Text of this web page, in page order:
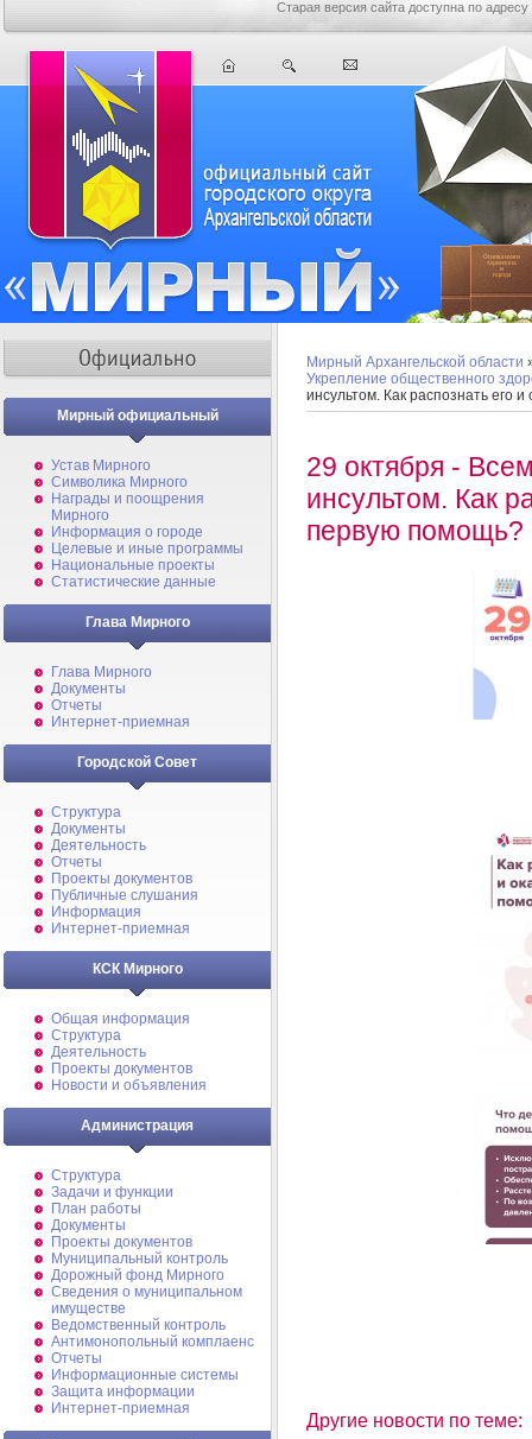
Старая версия сайта доступна по адресу
Мирный официальный
Устав Мирного
Символика Мирного
Награды и поощрения
Мирного
Информация о городе
Целевые и иные программы
Национальные проекты
Статистические данные
Глава Мирного
Глава Мирного
Документы
Отчеты
Интернет-приемная
Городской Совет
Структура
Документы
Деятельность
Отчеты
Проекты документов
Публичные слушания
Информация
Интернет-приемная
КСК Мирного
Общая информация
Структура
Деятельность
Проекты документов
Новости и объявления
Администрация
Структура
Задачи и функции
План работы
Документы
Проекты документов
Муниципальный контроль
Дорожный фонд Мирного
Cведения о муниципальном
имуществе
Ведомственный контроль
Антимонопольный комплаенс
Отчеты
Информационные системы
Защита информации
Интернет-приемная
Мирный Архангельской области
Укрепление общественного
инсультом. Как распознать его
29 октября -
инсультом. Как
первую помощь?
Другие новости по теме: